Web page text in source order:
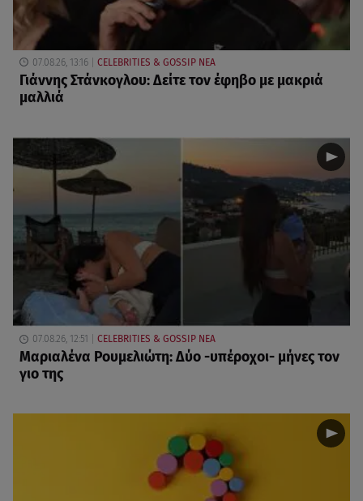
07.08.26, 13:16 CELEBRITIES & GOSSIP ΝΕΑ
Γιάννης Στάνκογλου: Δείτε τον έφηβο με μακριά
μαλλιά
07.08.26, 12:51 CELEBRITIES & GOSSIP ΝΕΑ
Μαριαλένα Ρουμελιώτη: Δύο -υπέροχοι- μήνες τον
γιο της